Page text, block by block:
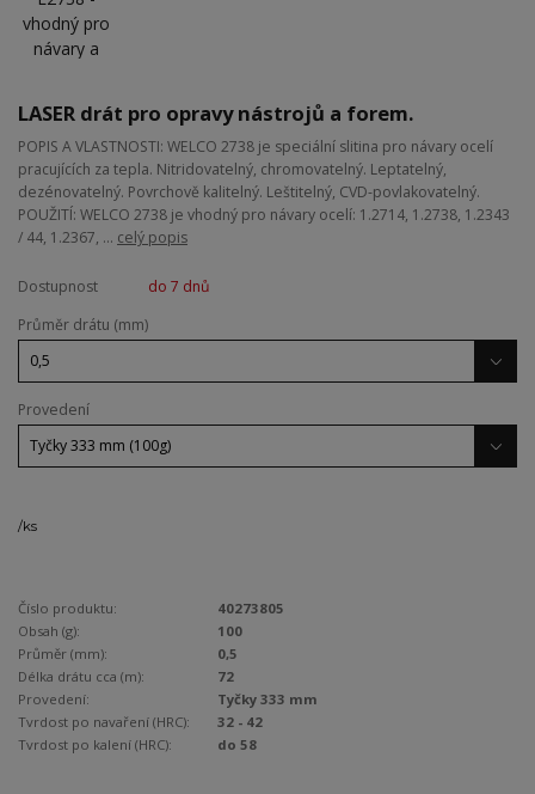
LASER drát pro opravy nástrojů a forem.
POPIS A VLASTNOSTI: WELCO 2738 je speciální slitina pro návary ocelí
pracujících za tepla. Nitridovatelný, chromovatelný. Leptatelný,
dezénovatelný. Povrchově kalitelný. Leštitelný, CVD-povlakovatelný.
POUŽITÍ: WELCO 2738 je vhodný pro návary ocelí: 1.2714, 1.2738, 1.2343
/ 44, 1.2367, ... celý popis
Dostupnost
do 7 dnů
Průměr drátu (mm)
Provedení
/ks
Číslo produktu:
40273805
Obsah (g):
100
Průměr (mm):
0,5
Délka drátu cca (m):
72
Provedení:
Tyčky 333 mm
Tvrdost po navaření (HRC):
32 - 42
Tvrdost po kalení (HRC):
do 58